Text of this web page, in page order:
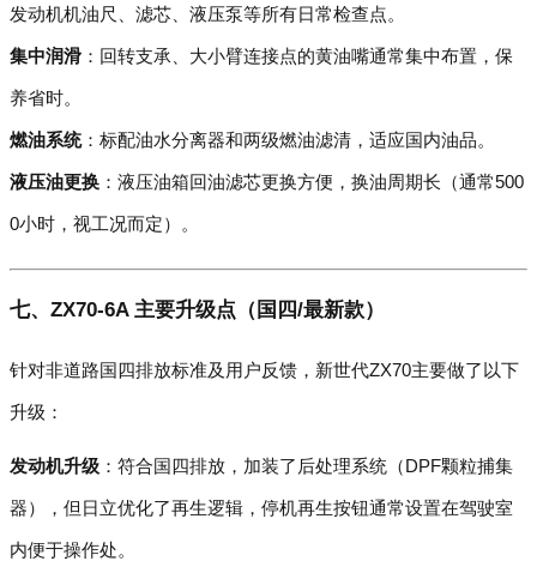
发动机机油尺、滤芯、液压泵等所有日常检查点。
集中润滑 ：回转支承、大小臂连接点的黄油嘴通常集中布置，保
养省时。
燃油系统：标配油水分离器和两级燃油滤清，适应国内油品。
液压油更换 ：液压油箱回油滤芯更换方便，换油周期长（通常500
0小时，视工况而定）。
七、ZX70-6A 主要升级点（国四/最新款）
针对非道路国四排放标准及用户反馈，新世代ZX70主要做了以下
升级：
发动机升级 ：符合国四排放，加装了后处理系统（DPF颗粒捕集
器），但日立优化了再生逻辑，停机再生按钮通常设置在驾驶室
内便于操作处。